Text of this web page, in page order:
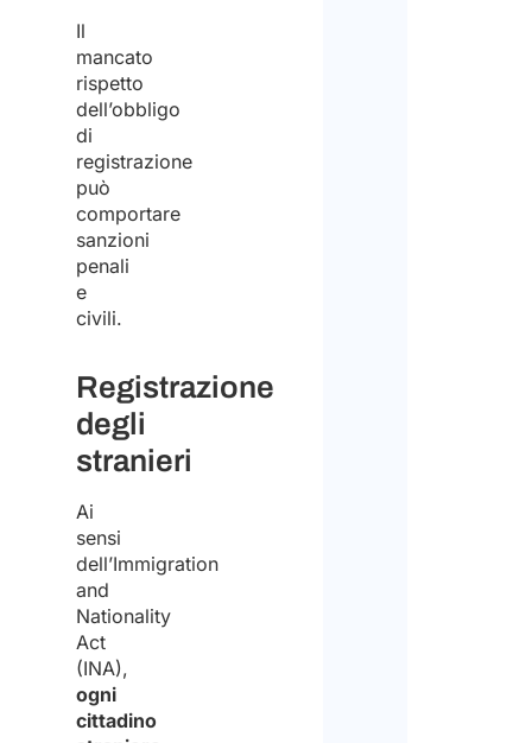
Il
mancato
rispetto
dell’obbligo
di
registrazione
può
comportare
sanzioni
penali
e
civili.
Registrazione
degli
stranieri
Ai
sensi
dell’Immigration
and
Nationality
Act
(INA),
ogni
cittadino